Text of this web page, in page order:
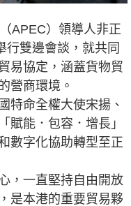
APEC）領導人非正
雙邊會談，就共同
易協定，涵蓋貨物貿
營商環境。
命全權大使宋揚、
賦能．包容．增長」
數字化協助轉型至正
，一直堅持自由開放
是本港的重要貿易夥